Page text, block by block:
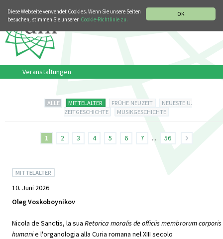
OK
Diese Webseite verwendet Cookies. Wenn Sie unsere Seiten
besuchen, stimmen Sie unserer Cookie-Richtlinie zu.
Veranstaltungen
ALLE MITTELALTER FRÜHE NEUZEIT
NEUESTE U.
ZEITGESCHICHTE
MUSIKGESCHICHTE
1 2 3 4 5 6 7 ... 56
MITTELALTER
10. Juni 2026
Oleg Voskoboynikov
Nicola de Sanctis, la sua Retorica moralis de officiis membrorum corporis
humanie l'organologia alla Curia romana nel XIII secolo